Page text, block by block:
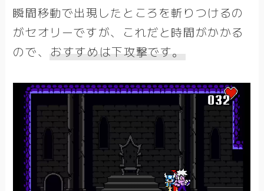
瞬間移動で出現したところを斬りつけるの
がセオリーですが、これだと時間がかかる
ので、
おすすめは下攻撃です。